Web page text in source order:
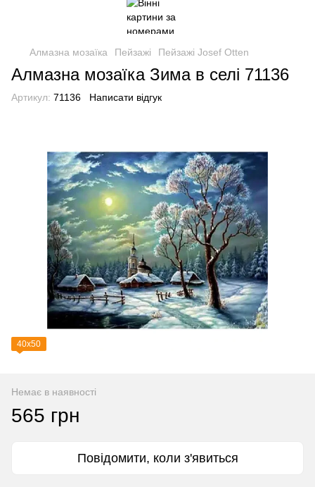
Алмазна мозаїка Пейзажі Пейзажі Josef Otten
Алмазна мозаїка Зима в селі 71136
Артикул: 71136 Написати відгук
40х50
Немає в наявності
565 грн
Повідомити, коли з'явиться